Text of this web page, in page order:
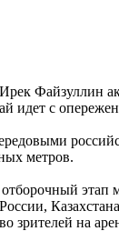
Файзуллин
идет с
метров.
этап
зрителей на